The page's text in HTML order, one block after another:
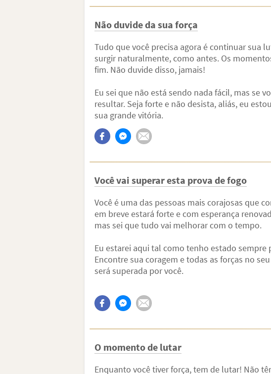
Não duvide da sua força
Tudo que você precisa agora é continuar sua
surgir naturalmente, como antes. Os
fim. Não duvide disso, jamais!
Eu sei que não está sendo nada fácil, mas se
resultar. Seja forte e não desista, aliás, eu
sua grande vitória.
Você vai superar esta prova de fogo
Você é uma das pessoas mais corajosas que
em breve estará forte e com esperança
mas sei que tudo vai melhorar com o tempo.
Eu estarei aqui tal como tenho estado sempre
Encontre sua coragem e todas as forças no
será superada por você.
O momento de lutar
Enquanto você tiver força, tem de lutar! Não